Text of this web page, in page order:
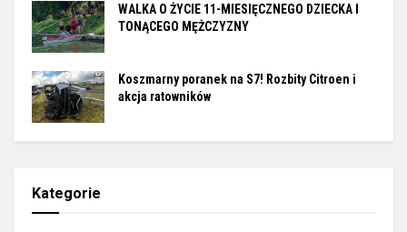
WALKA O ŻYCIE 11-MIESIĘCZNEGO DZIECKA I
TONĄCEGO MĘŻCZYZNY
Koszmarny poranek na S7! Rozbity Citroen i
akcja ratowników
Kategorie